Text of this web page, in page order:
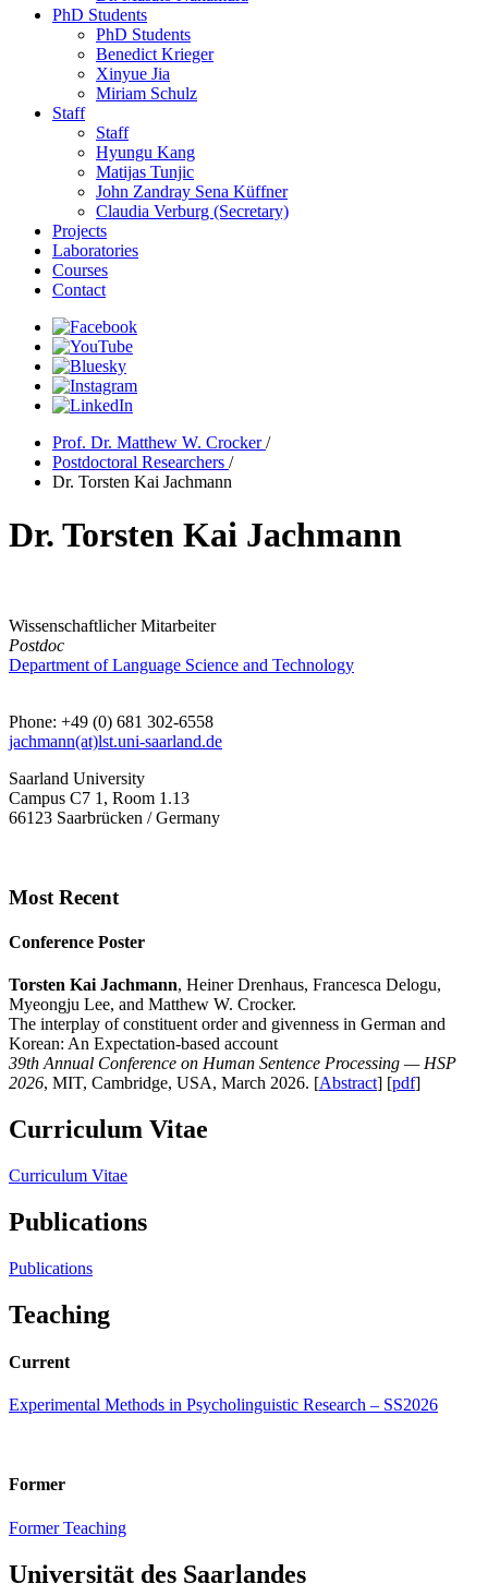
PhD Students
PhD Students
Benedict Krieger
Xinyue Jia
Miriam Schulz
Staff
Staff
Hyungu Kang
Matijas Tunjic
John Zandray Sena Küffner
Claudia Verburg (Secretary)
Projects
Laboratories
Courses
Contact
Prof. Dr. Matthew W. Crocker/
Postdoctoral Researchers /
Dr. Torsten Kai Jachmann
Dr. Torsten Kai Jachmann
Wissenschaftlicher Mitarbeiter
Postdoc
Department of Language Science and Technology
Phone: +49 (0) 681 302-6558
jachmann(at)lst.uni-saarland.de
Saarland University
Campus C7 1, Room 1.13
66123 Saarbrücken / Germany
Most Recent
Conference Poster
Torsten Kai Jachmann, Heiner Drenhaus, Francesca Delogu,
Myeongju Lee, and Matthew W. Crocker.
The interplay of constituent order and givenness in German and
Korean: An Expectation-based account
39th Annual Conference on Human Sentence Processing — HSP
2026, MIT, Cambridge, USA, March 2026. [Abstract] [pdf]
Curriculum Vitae
Curriculum Vitae
Publications
Publications
Teaching
Current
Experimental Methods in Psycholinguistic Research – SS2026
Former
Former Teaching
Universität des Saarlandes